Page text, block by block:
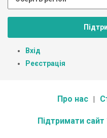
Вхід
Реєстрація
Про нас
Підтримати сайт